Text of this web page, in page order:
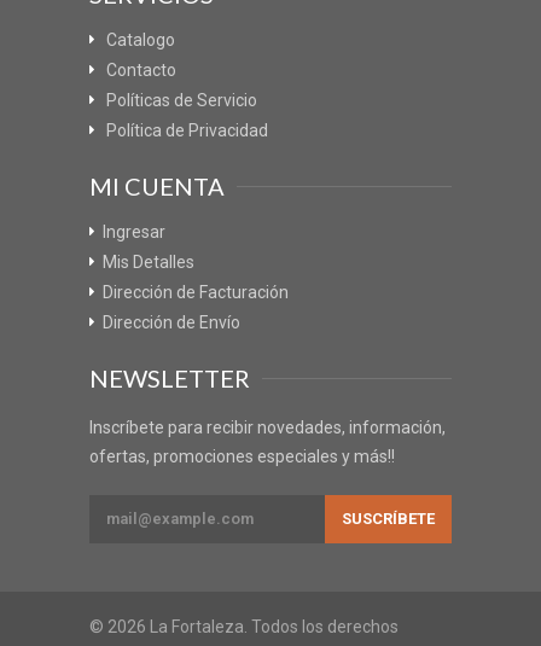
Catalogo
Contacto
Políticas de Servicio
Política de Privacidad
MI CUENTA
Ingresar
Mis Detalles
Dirección de Facturación
Dirección de Envío
NEWSLETTER
Inscríbete para recibir novedades, información,
ofertas, promociones especiales y más!!
© 2026 La Fortaleza. Todos los derechos